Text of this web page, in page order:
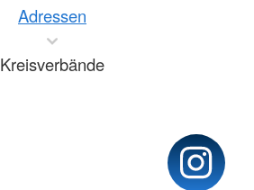
Adressen
Kreisverbände